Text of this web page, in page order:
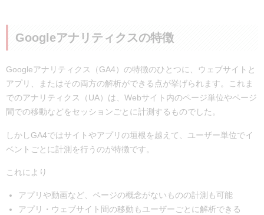
もっと簡単にWebサイトの重要指標を計測するには？
Googleアナリティクスとの違い
まとめ：Googleアナリティクスを導入してアクセス解析
をしてみよう！
Googleアナリティクスの特徴
Googleアナリティクス（GA4）の特徴のひとつに、ウェブサイトと
アプリ、またはその両方の解析ができる点が挙げられます。これま
でのアナリティクス（UA）は、Webサイト内のページ単位やページ
間での移動などをセッションごとに計測するものでした。
しかしGA4ではサイトやアプリの垣根を越えて、ユーザー単位でイ
ベントごとに計測を行うのが特徴です。
これにより
アプリや動画など、ページの概念がないものの計測も可能
アプリ・ウェブサイト間の移動もユーザーごとに解析できる